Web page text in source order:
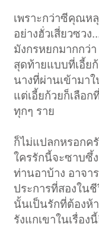
เพราะกว่าซีคุณห
อย่างฮั่วเสี่ยวซวง
มังกรหยกมากกว่
สุดท้ายแบบที่เอี้ย
นางที่ผ่านเข้ามา
แต่เอี้ยก้วยก็เลือ
ทุกๆ ราย
ก็ไม่แปลกหรอกค
ใครรักนี้จะซาบซึ้
ท่านอาบ้าง อาจา
ประการที่สองในชี
นั้นเป็นรักที่ต้องห้
รังแกเขาในเรื่อง